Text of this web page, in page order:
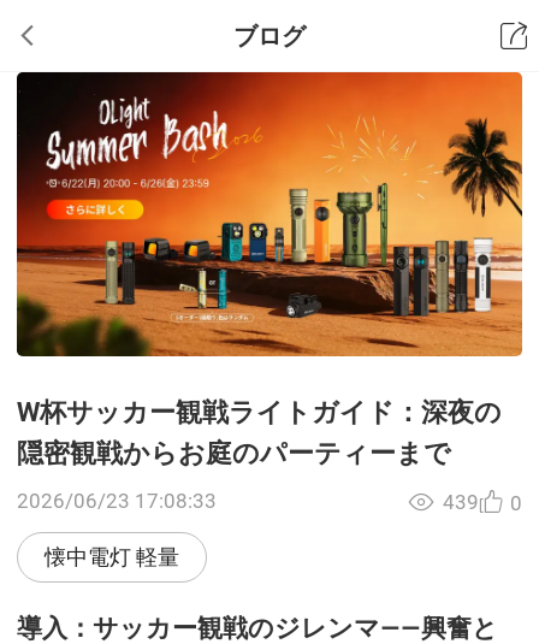
ブログ
W杯サッカー観戦ライトガイド：深夜の
隠密観戦からお庭のパーティーまで
2026/06/23 17:08:33
懐中電灯 軽量
439 0
導入：サッカー観戦のジレンマ――興奮と